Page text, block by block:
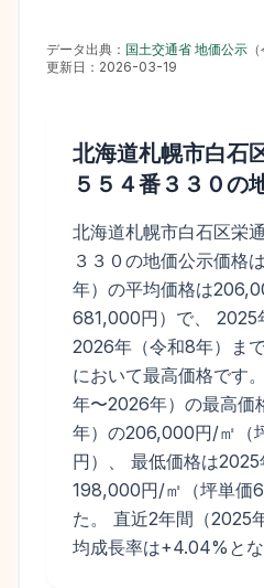
データ出典： 国土交通省 地価公示 （
更新日： 2026-03-19
北海道札幌市白石
５５４番３３０の
北海道札幌市白石区栄
３３０の地価公示価格
年）の平均価格は
681,000円）で、 2025
2026年（令和8年）ま
において最高価格です
年〜2026年）の最高価
年）の206,000円/㎡（
円）、 最低価格は
198,000円/㎡（坪単価
た。 直近2年間（2025
均成長率は+4.04%とな